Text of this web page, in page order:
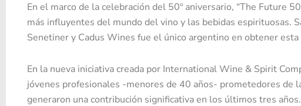
En el marco de la celebración del 50º aniversario, “The Future
más influyentes del mundo del vino y las bebidas espirituosas.
Senetiner y Cadus Wines fue el único argentino en obtener
En la nueva iniciativa creada por International Wine & Spirit
jóvenes profesionales -menores de 40 años- prometedores de
generaron una contribución significativa en los últimos tres